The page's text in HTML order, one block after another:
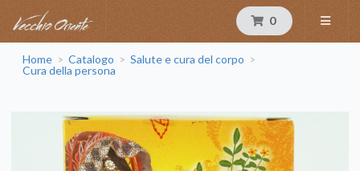
0
Home > Catalogo > Salute e cura del corpo >
Cura della persona